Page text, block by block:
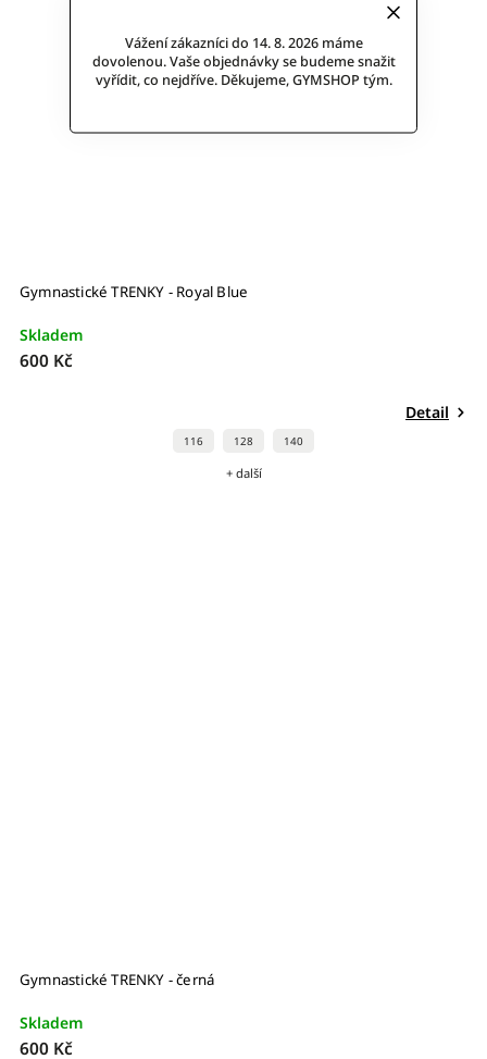
Vážení zákazníci do 14. 8. 2026 máme
dovolenou. Vaše objednávky se budeme snažit
vyřídit, co nejdříve. Děkujeme, GYMSHOP tým.
Gymnastické TRENKY - Royal Blue
Skladem
600 Kč
Detail
116 128 140
+ další
Gymnastické TRENKY - černá
Skladem
600 Kč